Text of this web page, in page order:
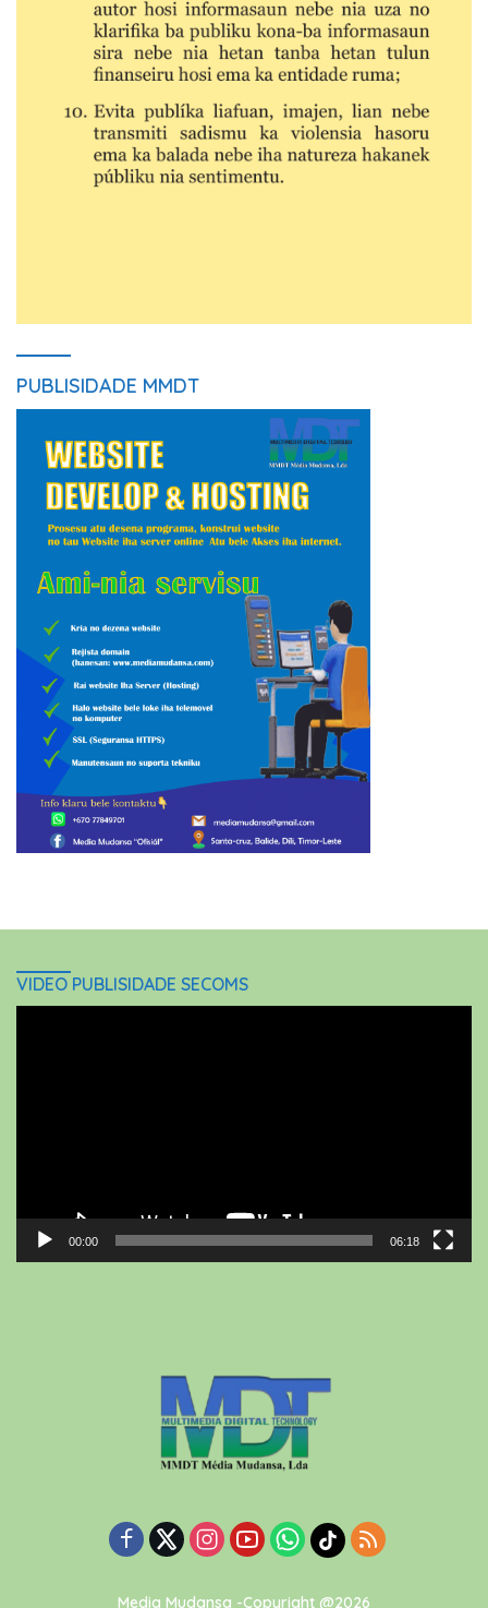
PUBLISIDADE MMDT
VIDEO PUBLISIDADE SECOMS
00:00 06:18
Media Mudansa -Copyright @2026